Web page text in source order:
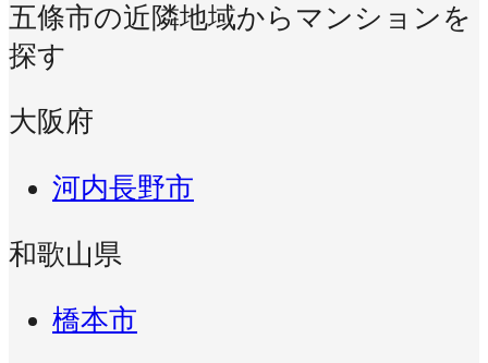
五條市の近隣地域からマンションを
探す
大阪府
河内長野市
和歌山県
橋本市